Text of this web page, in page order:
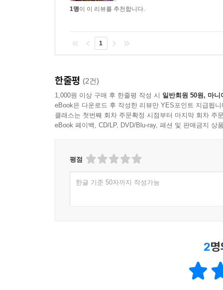
에서 일할 존재를 꼽는다면 인공 지능이 탑재된
1명이 이 리뷰를 추천합니다.
1
한줄평 (2건)
1,000원 이상 구매 후 한줄평 작성 시 일반회원 50원, 마니
eBook은 다운로드 후 작성한 리뷰만 YES포인트 지급됩니
클래스는 첫번째 회차 주문확정 시점부터 마지막 회차 주
eBook 페이백, CD/LP, DVD/Blu-ray, 패션 및 판매금지 상
평점
한글 기준 50자까지 작성가능
2